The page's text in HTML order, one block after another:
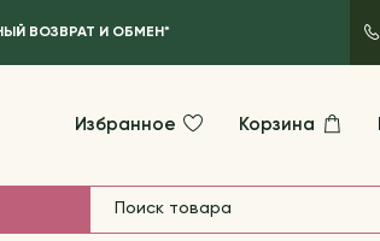
ВОЗВРАТ И ОБМЕН*
Избранное Корзина